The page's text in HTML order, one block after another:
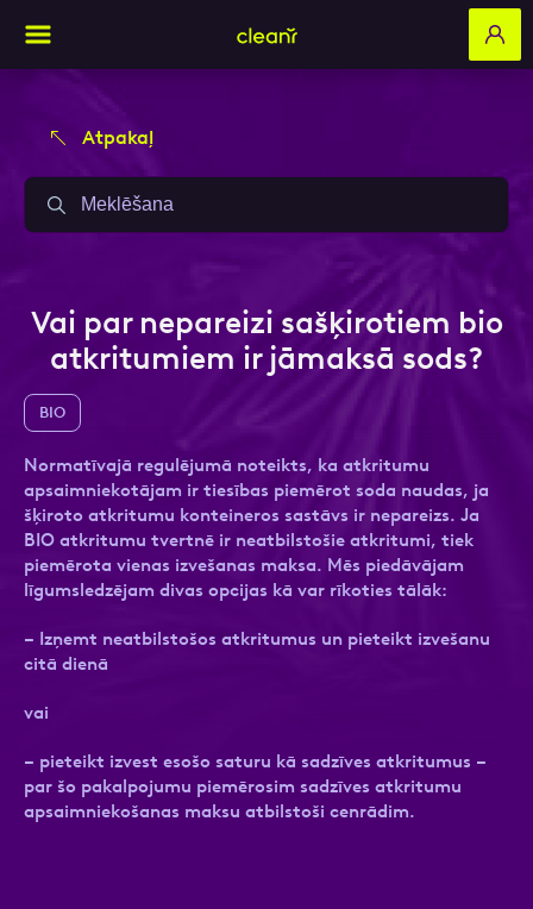
Atpakaļ
Vai par nepareizi sašķirotiem bio
atkritumiem ir jāmaksā sods?
BIO
Normatīvajā regulējumā noteikts, ka atkritumu
apsaimniekotājam ir tiesības piemērot soda naudas, ja
šķiroto atkritumu konteineros sastāvs ir nepareizs. Ja
BIO atkritumu tvertnē ir neatbilstošie atkritumi, tiek
piemērota vienas izvešanas maksa. Mēs piedāvājam
līgumsledzējam divas opcijas kā var rīkoties tālāk:
– Izņemt neatbilstošos atkritumus un pieteikt izvešanu
citā dienā
vai
– pieteikt izvest esošo saturu kā sadzīves atkritumus –
par šo pakalpojumu piemērosim sadzīves atkritumu
apsaimniekošanas maksu atbilstoši cenrādim.
Aizpildi pieteikuma formu un mēs ar tevi
sazināsimies
E-pasts
Kontakttālrunis
Ziņa
Aizpildi pieteikuma formu un mēs ar tevi
sazināsimies
E-pasts
Kontakttālrunis
Ziņa